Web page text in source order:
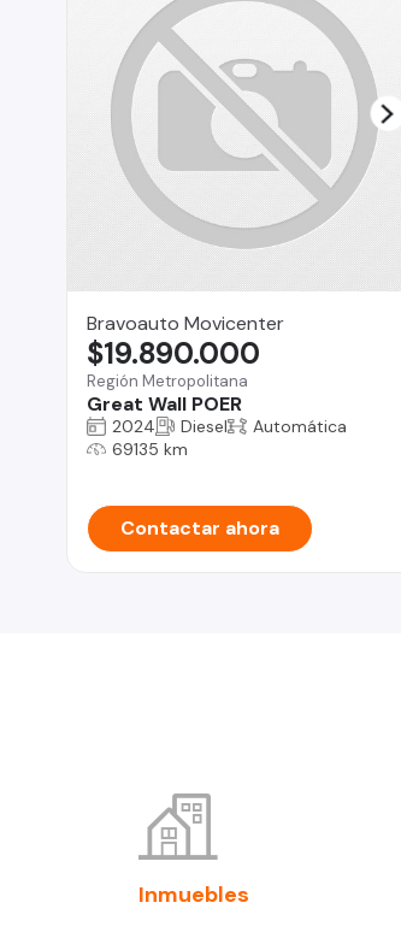
Bravoauto Movicenter
Región Metropolitana
Great Wall POER
$19.890.000
2024 Diesel
Automática
69135 km
Contactar ahora
Inmuebles